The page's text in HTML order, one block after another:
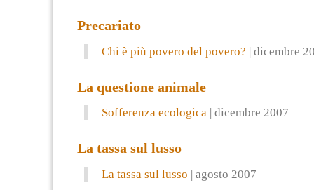
Precariato
Chi è più povero del povero? | dicembre
La questione animale
Sofferenza ecologica | dicembre 2007
La tassa sul lusso
La tassa sul lusso | agosto 2007